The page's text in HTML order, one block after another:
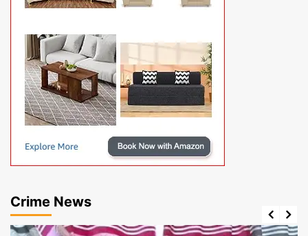
Crime News